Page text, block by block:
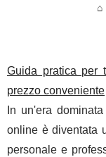
Guida pratica per
prezzo conveniente
In un'era
online è diventata
personale e